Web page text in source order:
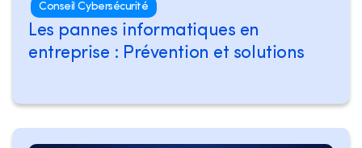
Conseil Cybersécurité
Les pannes informatiques en
entreprise : Prévention et solutions